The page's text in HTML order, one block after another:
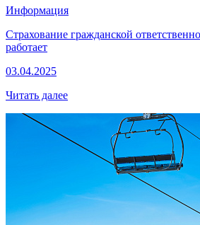
Информация
Страхование гражданской
работает
03.04.2025
Читать далее